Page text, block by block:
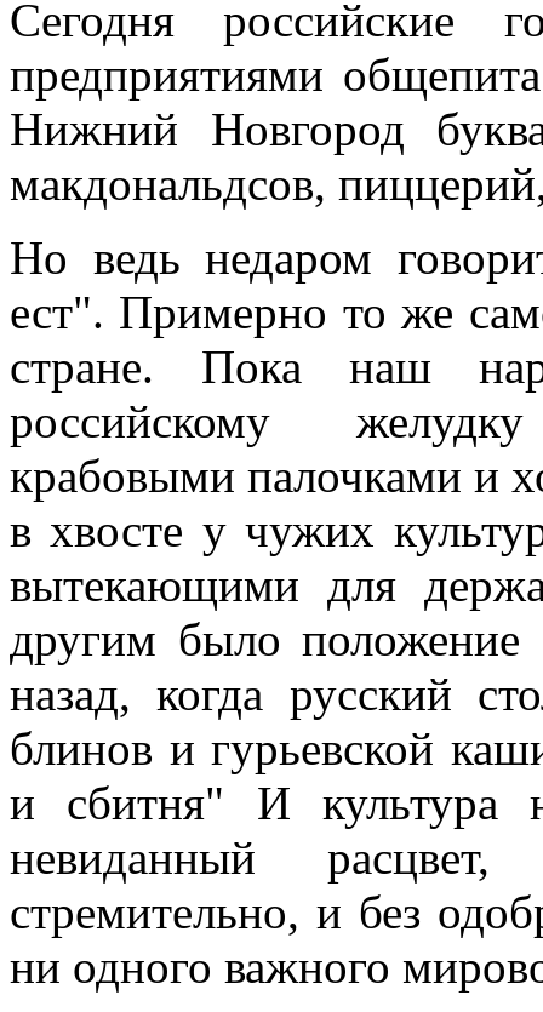
Сегодня российские
предприятиями
Нижний Новгород
макдональдсов,
Но ведь недаром
ест". Примерно то же
стране. Пока наш
российскому
крабовыми палочками и
в хвосте у чужих
вытекающими для
другим было положение
назад, когда русский
блинов и гурьевской
и сбитня" И культура
невиданный
стремительно, и без
ни одного важного